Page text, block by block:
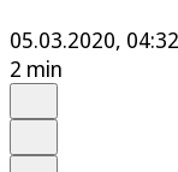
05.03.2020,
2 min